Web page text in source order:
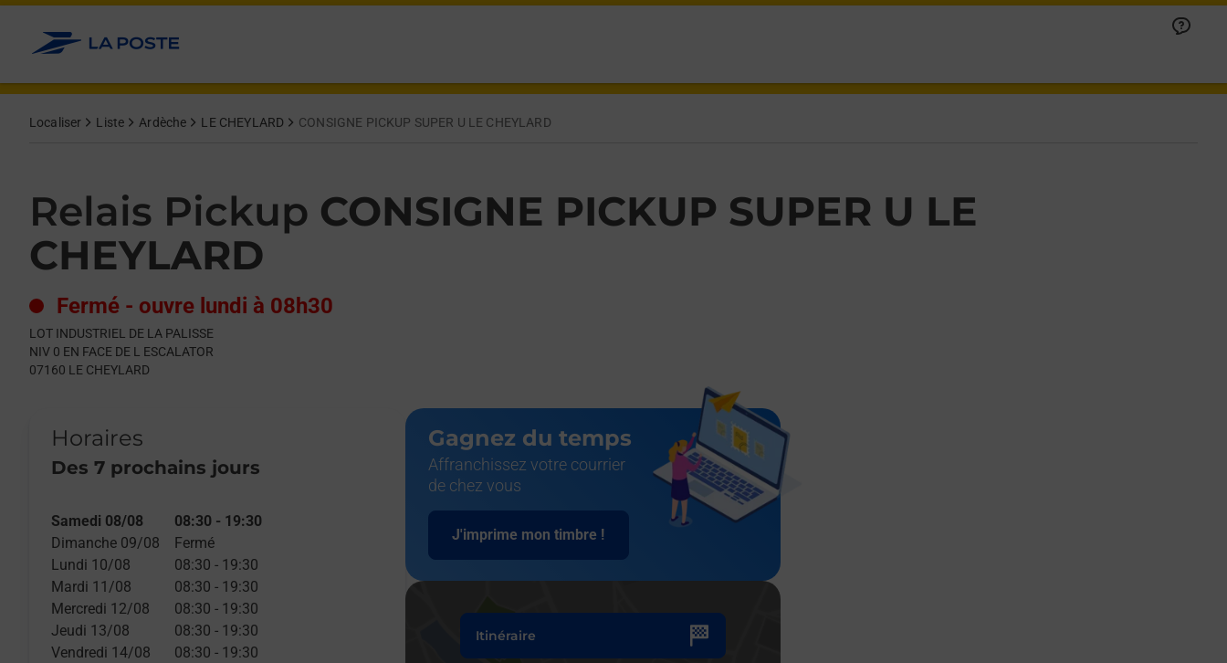
Allez au contenu
Localiser Liste Ardèche LE CHEYLARD CONSIGNE PICKUP SUPER U LE CHEYLARD
Relais Pickup CONSIGNE PICKUP SUPER U LE
CHEYLARD
Fermé - ouvre lundi à 08h30
LOT INDUSTRIEL DE LA PALISSE
NIV 0 EN FACE DE L ESCALATOR
07160 LE CHEYLARD
Horaires
Des 7 prochains jours
Day of the WeekHours
Samedi 08/08 08:30 - 19:30
Dimanche 09/08
Fermé
Lundi 10/08
08:30 - 19:30
Mardi 11/08
08:30 - 19:30
Mercredi 12/08
08:30 - 19:30
Jeudi 13/08
08:30 - 19:30
Vendredi 14/08
08:30 - 19:30
Gagnez du temps
Affranchissez votre courrier
de chez vous
J'imprime mon timbre !
Itinéraire
Get directions to Relais Pickup at LOT INDUSTRIEL DE LA PALISSE LE CHEYLARD,
lien s'ouvre dans un nouvel onglet